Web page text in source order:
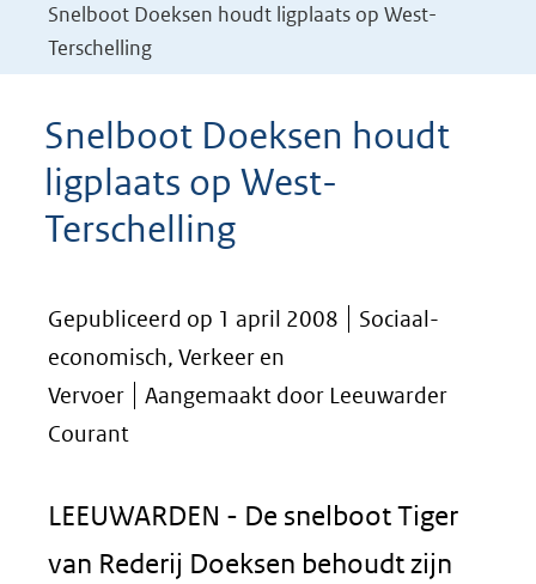
Snelboot Doeksen houdt ligplaats op West-
Terschelling
Snelboot Doeksen houdt
ligplaats op West-
Terschelling
Gepubliceerd op 1 april 2008
Sociaal-
economisch, Verkeer en
Vervoer
Aangemaakt door Leeuwarder
Courant
LEEUWARDEN - De snelboot Tiger
van Rederij Doeksen behoudt zijn